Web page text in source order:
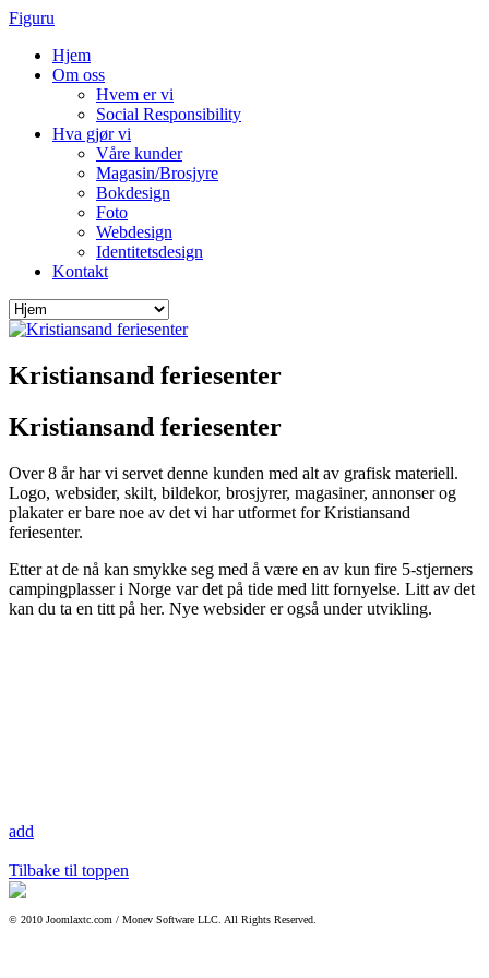
Figuru
Hjem
Om oss
Hvem er vi
Social Responsibility
Hva gjør vi
Våre kunder
Magasin/Brosjyre
Bokdesign
Foto
Webdesign
Identitetsdesign
Kontakt
Kristiansand feriesenter
Kristiansand feriesenter
Over 8 år har vi servet denne kunden med alt av grafisk materiell.
Logo, websider, skilt, bildekor, brosjyrer, magasiner, annonser og
plakater er bare noe av det vi har utformet for Kristiansand
feriesenter.
Etter at de nå kan smykke seg med å være en av kun fire 5-stjerners
campingplasser i Norge var det på tide med litt fornyelse. Litt av det
kan du ta en titt på her. Nye websider er også under utvikling.
add
Tilbake til toppen
© 2010 Joomlaxtc.com / Monev Software LLC. All Rights Reserved.